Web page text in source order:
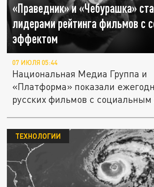
«Праведник» и «Чебурашка»
лидерами рейтинга фильмов с
эффектом
07 ИЮЛЯ 05:44
Национальная Медиа Группа и
«Платформа» показали
русских фильмов с
ТЕХНОЛОГИИ